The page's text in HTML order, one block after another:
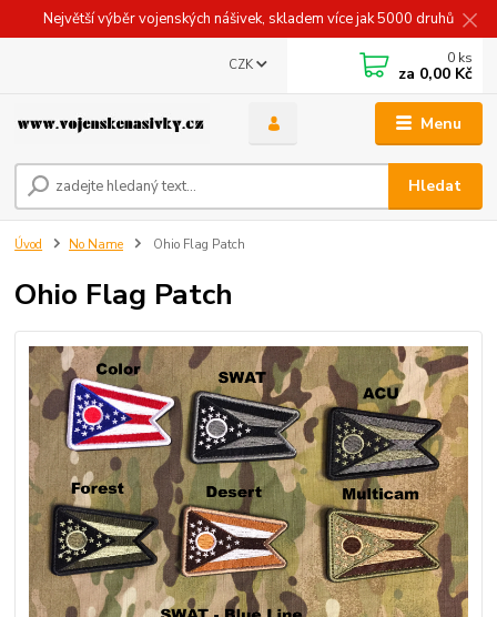
Největší výběr vojenských nášivek, skladem více jak 5000 druhů
Menu
CZK
Hledat
0 ks
za 0,00 Kč
Úvod No Name Ohio Flag Patch
Ohio Flag Patch